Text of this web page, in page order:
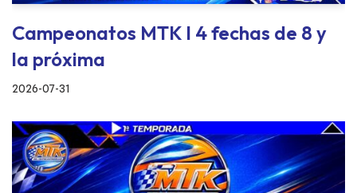
Campeonatos MTK I 4 fechas de 8 y
la próxima
2026-07-31